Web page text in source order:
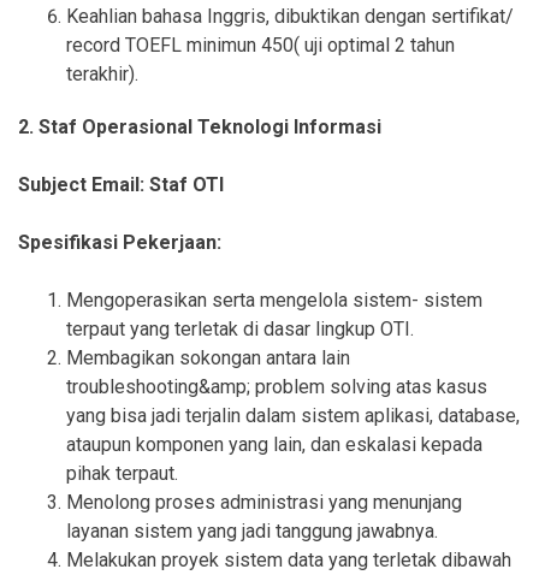
Keahlian bahasa Inggris, dibuktikan dengan sertifikat/
record TOEFL minimun 450( uji optimal 2 tahun
terakhir).
2. Staf Operasional Teknologi Informasi
Subject Email: Staf OTI
Spesifikasi Pekerjaan:
Mengoperasikan serta mengelola sistem- sistem
terpaut yang terletak di dasar lingkup OTI.
Membagikan sokongan antara lain
troubleshooting&amp; problem solving atas kasus
yang bisa jadi terjalin dalam sistem aplikasi, database,
ataupun komponen yang lain, dan eskalasi kepada
pihak terpaut.
Menolong proses administrasi yang menunjang
layanan sistem yang jadi tanggung jawabnya.
Melakukan proyek sistem data yang terletak dibawah